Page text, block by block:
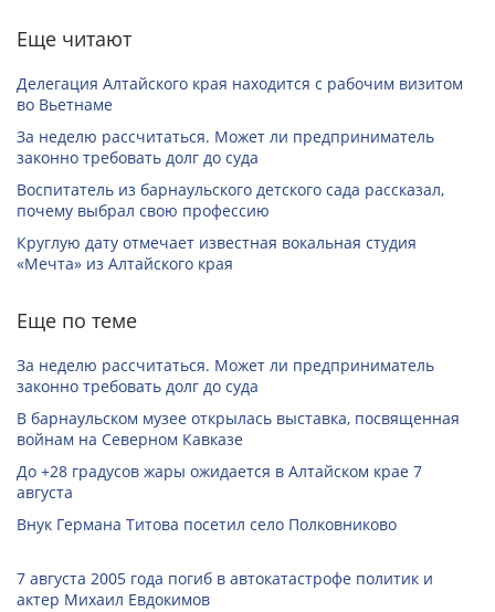
Еще читают
Делегация Алтайского края находится с рабочим визитом
во Вьетнаме
За неделю рассчитаться. Может ли предприниматель
законно требовать долг до суда
Воспитатель из барнаульского детского сада рассказал,
почему выбрал свою профессию
Круглую дату отмечает известная вокальная студия
«Мечта» из Алтайского края
Еще по теме
За неделю рассчитаться. Может ли предприниматель
законно требовать долг до суда
В барнаульском музее открылась выставка, посвященная
войнам на Северном Кавказе
До +28 градусов жары ожидается в Алтайском крае 7
августа
Внук Германа Титова посетил село Полковниково
7 августа 2005 года погиб в автокатастрофе политик и
актер Михаил Евдокимов